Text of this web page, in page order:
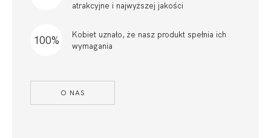
atrakcyjne i najwyższej jakości
100%
Kobiet uznało, że nasz produkt spełnia ich
wymagania
O NAS